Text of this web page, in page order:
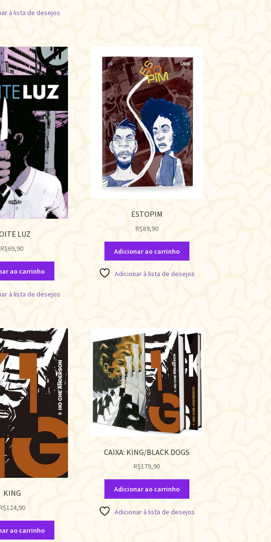
à lista de desejos
LUZ
R$69,90
ao carrinho
à lista de desejos
ESTOPIM
R$89,90
Adicionar ao carrinho
Adicionar à lista de desejos
KING
124,90
ao carrinho
CAIXA: KING/BLACK DOGS
R$179,90
Adicionar ao carrinho
Adicionar à lista de desejos